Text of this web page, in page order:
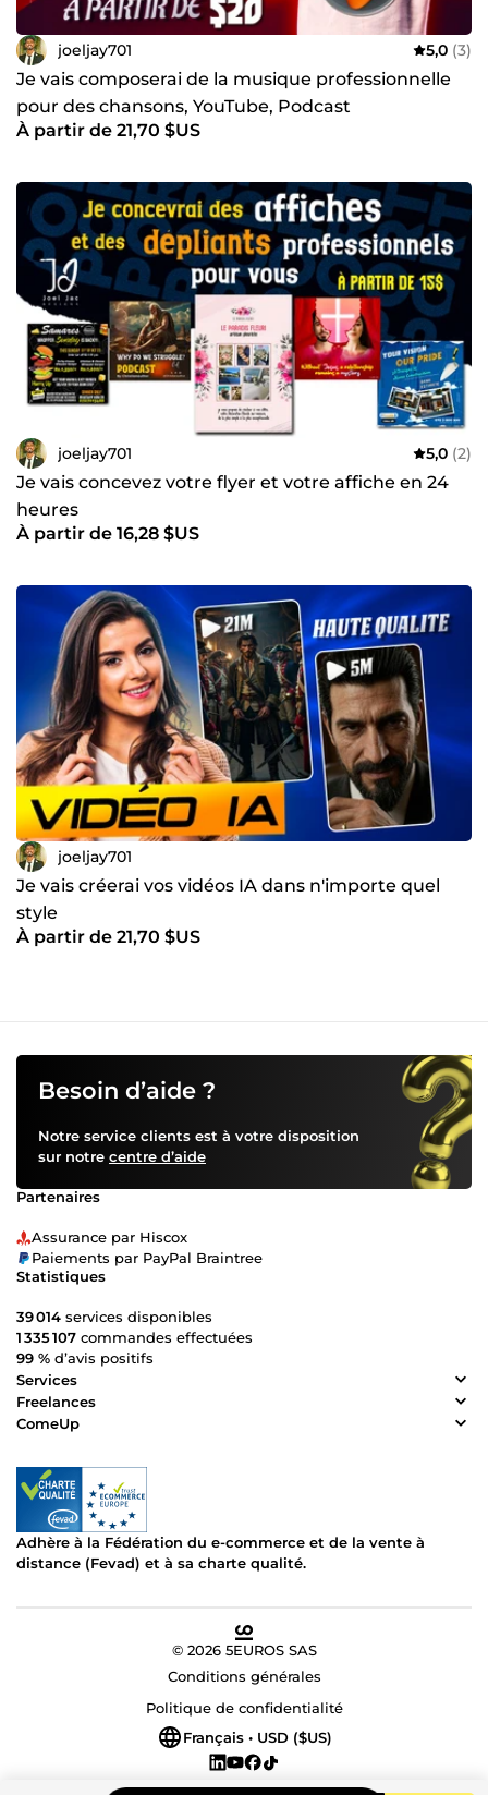
joeljay701 5,0 (3)
Je vais composerai de la musique professionnelle
pour des chansons, YouTube, Podcast
À partir de 21,70 $US
joeljay701 5,0 (2)
Je vais concevez votre flyer et votre affiche en 24
heures
À partir de 16,28 $US
joeljay701
Je vais créerai vos vidéos IA dans n'importe quel
style
À partir de 21,70 $US
Besoin d’aide ?
Notre service clients est à votre disposition
sur notre centre d’aide
Partenaires
Assurance par Hiscox
Paiements par PayPal Braintree
Statistiques
39 014 services disponibles
1 335 107 commandes effectuées
99 % d’avis positifs
Services
Freelances
ComeUp
Adhère à la Fédération du e-commerce et de la vente à
distance (Fevad) et à sa charte qualité.
© 2026 5EUROS SAS
Conditions générales
Politique de confidentialité
Français • USD ($US)